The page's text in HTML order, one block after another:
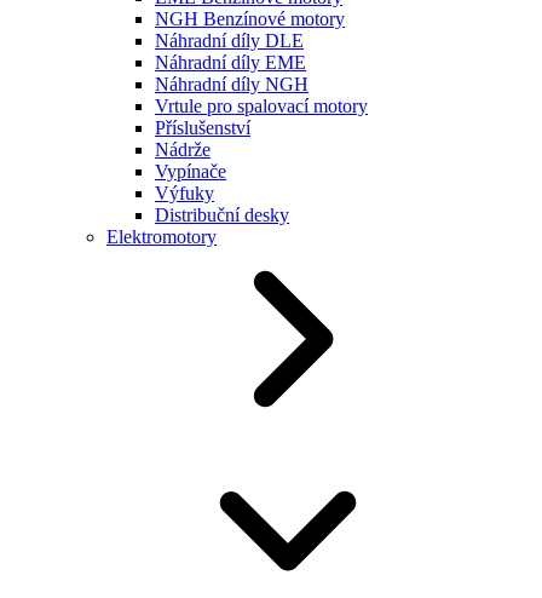
NGH Benzínové motory
Náhradní díly DLE
Náhradní díly EME
Náhradní díly NGH
Vrtule pro spalovací motory
Příslušenství
Nádrže
Vypínače
Výfuky
Distribuční desky
Elektromotory